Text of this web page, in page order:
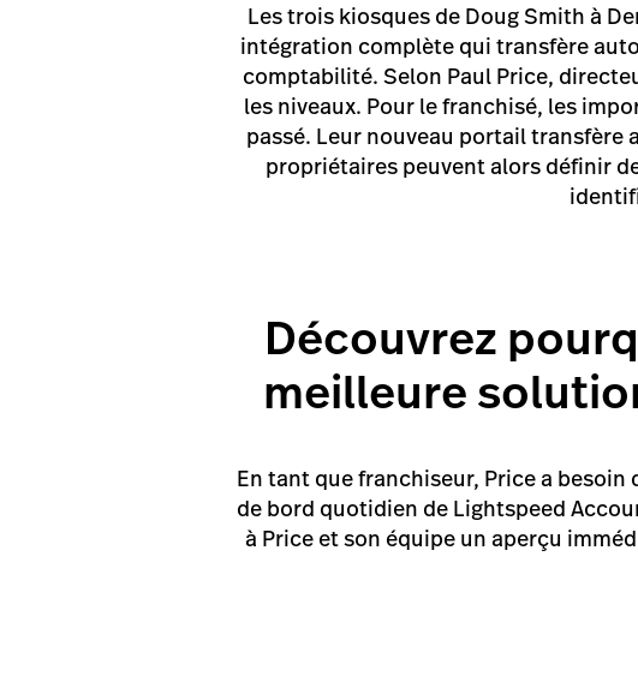
Les trois kiosques de Doug Smith à
intégration complète qui transfère
comptabilité. Selon Paul Price,
les niveaux. Pour le franchisé, les
passé. Leur nouveau portail transfère
propriétaires peuvent alors définir
Découvrez
meilleure
En tant que franchiseur, Price a besoin
de bord quotidien de Lightspeed
à Price et son équipe un aperçu